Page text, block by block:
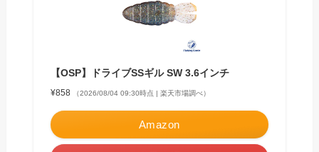
【OSP】ドライブSSギル SW 3.6インチ
¥858 （2026/08/04 09:30時点 | 楽天市場調べ）
Amazon